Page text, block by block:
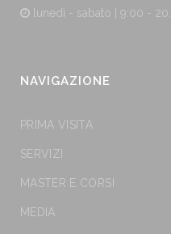
lunedì - sabato | 9:00 -
NAVIGAZIONE
PRIMA VISITA
SERVIZI
MASTER E CORSI
MEDIA